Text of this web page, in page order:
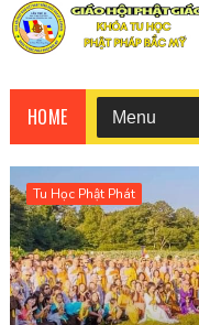
HOME
Tu Học Phật Phát